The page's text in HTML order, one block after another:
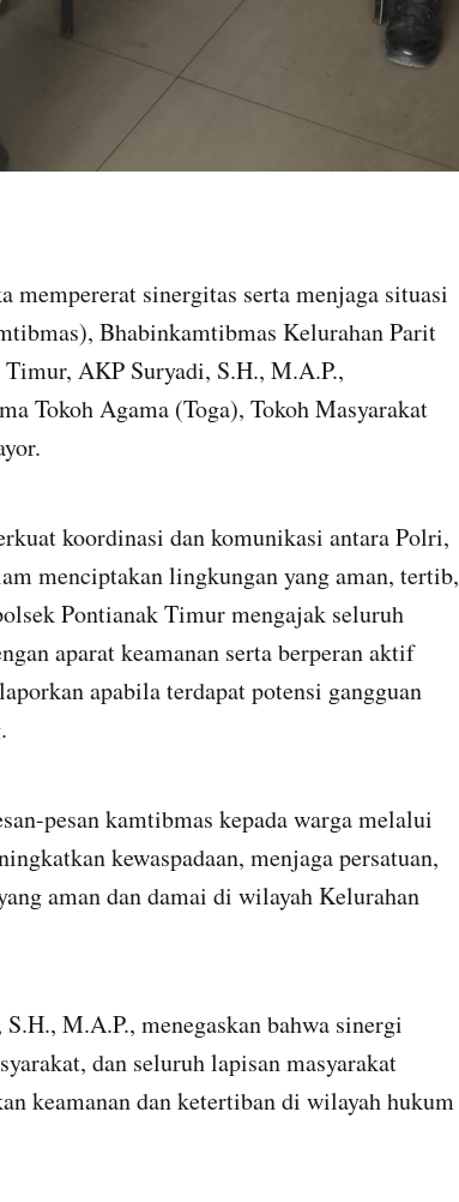
mempererat sinergitas serta menjaga situasi
Bhabinkamtibmas Kelurahan Parit
AKP Suryadi, S.H., M.A.P.,
Tokoh Agama (Toga), Tokoh Masyarakat
koordinasi dan komunikasi antara Polri,
menciptakan lingkungan yang aman, tertib,
Pontianak Timur mengajak seluruh
aparat keamanan serta berperan aktif
apabila terdapat potensi gangguan
pesan kamtibmas kepada warga melalui
kewaspadaan, menjaga persatuan,
aman dan damai di wilayah Kelurahan
M.A.P., menegaskan bahwa sinergi
dan seluruh lapisan masyarakat
keamanan dan ketertiban di wilayah hukum